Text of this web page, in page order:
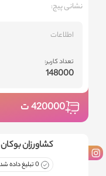
نشانی پیج:
اطلاعات
تعداد کاربر:
148000
420000ت
کشاورزان بوکان
0 تبلیغ داده شده